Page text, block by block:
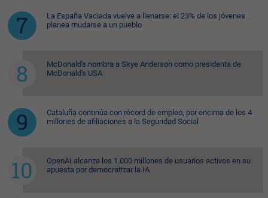
La España Vaciada vuelve a llenarse: el 23% de los jóvenes
planea mudarse a un pueblo
McDonald's nombra a Skye Anderson como presidenta de
McDonald's USA
Cataluña continúa con récord de empleo, por encima de los 4
millones de afiliaciones a la Seguridad Social
OpenAI alcanza los 1.000 millones de usuarios activos en su
apuesta por democratizar la IA